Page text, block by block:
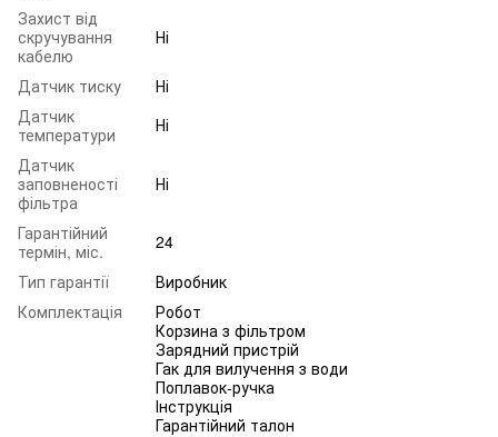
Захист від
скручування
кабелю
Ні
Датчик тиску
Ні
Датчик
температури
Ні
Датчик
заповненості
фільтра
Ні
Гарантійний
термін, міс.
24
Тип гарантії
Виробник
Комплектація
Робот
Корзина з фільтром
Зарядний пристрій
Гак для вилучення з води
Поплавок-ручка
Інструкція
Гарантійний талон